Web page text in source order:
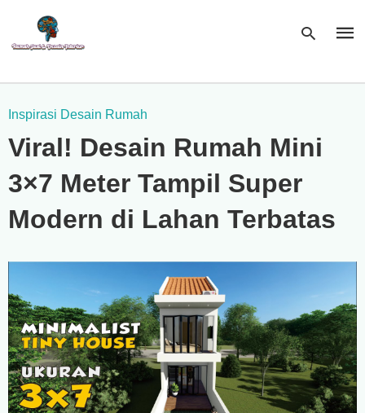
Inspirasi Desain Rumah
Viral! Desain Rumah Mini
3×7 Meter Tampil Super
Modern di Lahan Terbatas